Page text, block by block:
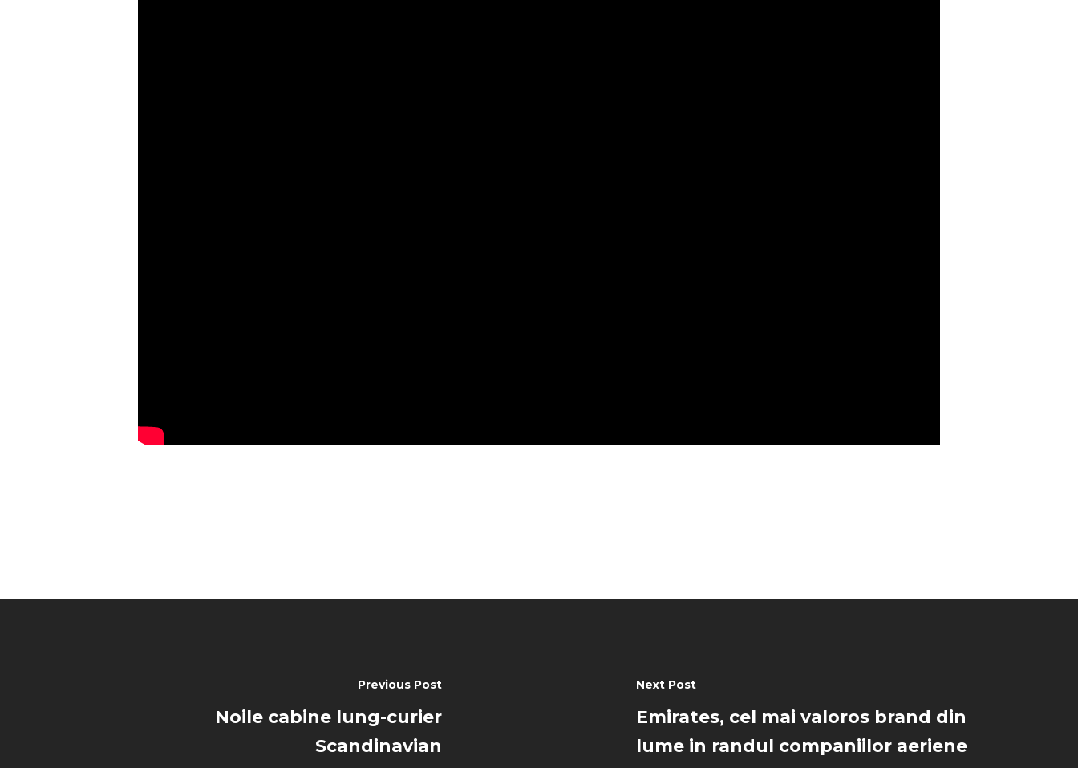
Previous Post
Noile cabine lung-curier
Scandinavian
Next Post
Emirates, cel mai valoros brand din
lume in randul companiilor aeriene